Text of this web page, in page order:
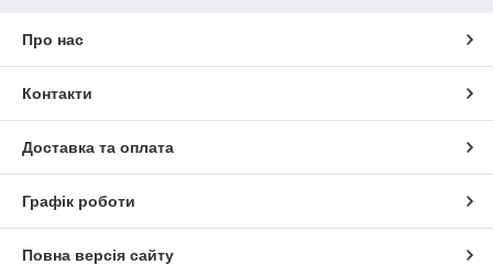
Про нас
Контакти
Доставка та оплата
Графік роботи
Повна версія сайту